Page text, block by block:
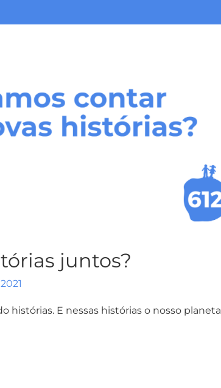
juntos?
histórias. E nessas histórias o nosso planeta